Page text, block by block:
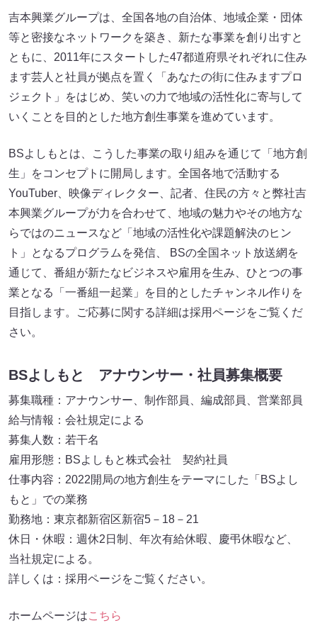
吉本興業グループは、全国各地の自治体、地域企業・団体
等と密接なネットワークを築き、新たな事業を創り出すと
ともに、2011年にスタートした47都道府県それぞれに住み
ます芸人と社員が拠点を置く「あなたの街に住みますプロ
ジェクト」をはじめ、笑いの力で地域の活性化に寄与して
いくことを目的とした地方創生事業を進めています。
BSよしもとは、こうした事業の取り組みを通じて「地方創
生」をコンセプトに開局します。全国各地で活動する
YouTuber、映像ディレクター、記者、住民の方々と弊社吉
本興業グループが力を合わせて、地域の魅力やその地方な
らではのニュースなど「地域の活性化や課題解決のヒン
ト」となるプログラムを発信、 BSの全国ネット放送網を
通じて、番組が新たなビジネスや雇用を生み、ひとつの事
業となる「一番組一起業」を目的としたチャンネル作りを
目指します。ご応募に関する詳細は採用ページをご覧くだ
さい。
BSよしもと アナウンサー・社員募集概要
募集職種：アナウンサー、制作部員、編成部員、営業部員
給与情報：会社規定による
募集人数：若干名
雇用形態：BSよしもと株式会社 契約社員
仕事内容：2022開局の地方創生をテーマにした「BSよし
もと」での業務
勤務地：東京都新宿区新宿5－18－21
休日・休暇：週休2日制、年次有給休暇、慶弔休暇など、
当社規定による。
詳しくは：採用ページをご覧ください。
ホームページはこちら